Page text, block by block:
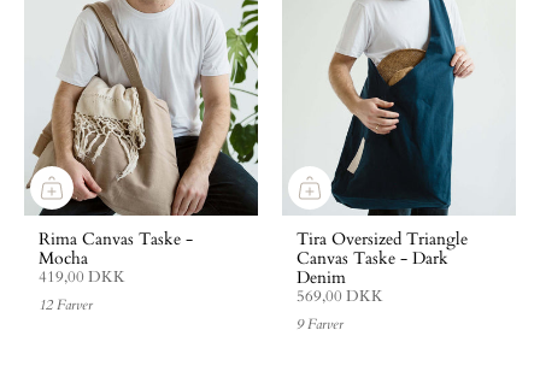
Rima Canvas Taske -
Mocha
419,00 DKK
12 Farver
Tira Oversized Triangle
Canvas Taske - Dark
Denim
569,00 DKK
9 Farver